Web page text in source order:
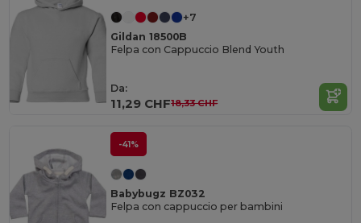
+7
Gildan 18500B
Felpa con Cappuccio Blend Youth
Da:
11,29 CHF18,33 CHF
-41%
Babybugz BZ032
Felpa con cappuccio per bambini